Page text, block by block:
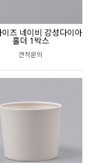
이즈 네이비 감성다이아
홀더 1박스
견적문의